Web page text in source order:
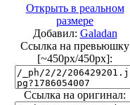
Открыть в реальном
размере
Добавил: Galadan
Ссылка на превьюшку
[~450px/450px]:
Ссылка на оригинал: